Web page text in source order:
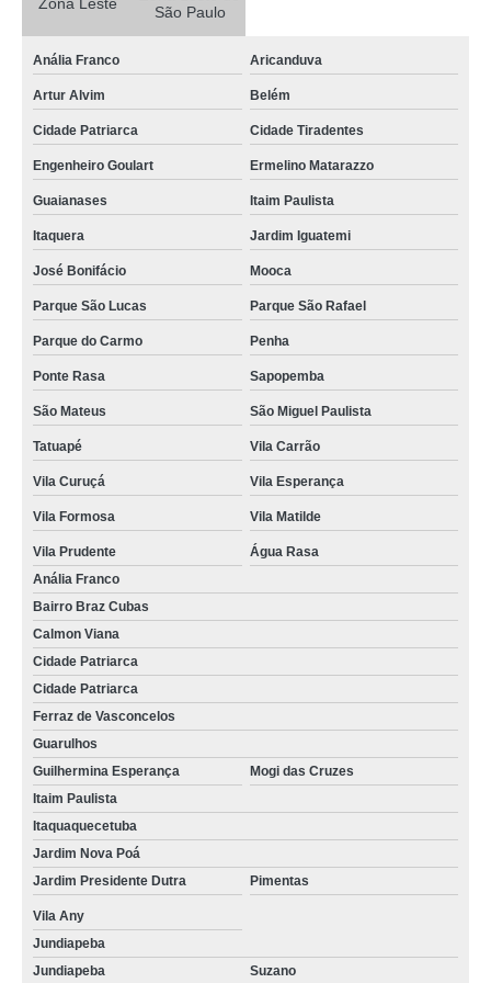
concreto usinado leve preço Pompéia
onde comprar concreto usinado laje Itaquaquecetuba
onde comprar concreto usinado para alicerce Artur Alvim
quanto custa concreto usinado para contrapiso Vila Esperança
concreto usinado para laje forro preço Vila Gustavo
onde comprar concreto usinado para piso Engenheiro Goulart
concreto usinado para calçada Freguesia do Ó
quanto custa concreto usinado para calçada Casa Verde
quanto custa concreto usinado para calçada Tatuapé
onde comprar concreto usinado para piscina Mogi das Cruzes
onde comprar concreto usinado para estacionamento Cidade Tiradentes
concreto usinado para contrapiso Tatuapé
concretos usinados para piscina Parque Anhembi
quanto custa concreto usinado laje Vila Sônia
concretos usinados para calçada Cidade Patriarca
concretos usinados para baldrame Jaçanã
concretos usinados preço Suzano
concreto usinado para fundação preço Pompéia
concretos usinados para laje forro Arujá
concretos usinados para estacionamento Vila Albertina
concretos usinados para contrapiso Serra da Cantareira
concretos usinados para baldrame Pinheiros
onde comprar concreto usinado para contrapiso Lauzane Paulista
São Paulo
Anália Franco Aricanduva
Artur Alvim Belém
Cidade Patriarca Cidade Tiradentes
Engenheiro Goulart Ermelino Matarazzo
Guaianases Itaim Paulista
Itaquera Jardim Iguatemi
José Bonifácio Mooca
Parque São Lucas Parque São Rafael
Parque do Carmo Penha
Ponte Rasa Sapopemba
São Mateus São Miguel Paulista
Tatuapé Vila Carrão
Vila Curuçá Vila Esperança
Vila Formosa Vila Matilde
Vila Prudente
Água Rasa
Anália Franco
Bairro Braz Cubas
Calmon Viana
Cidade Patriarca
Cidade Patriarca
Ferraz de Vasconcelos
Guarulhos
Guilhermina Esperança
Mogi das Cruzes
Itaim Paulista
Itaquaquecetuba
Jardim Nova Poá
Jardim Presidente Dutra
Pimentas
Vila Any
Jundiapeba
Jundiapeba
Suzano